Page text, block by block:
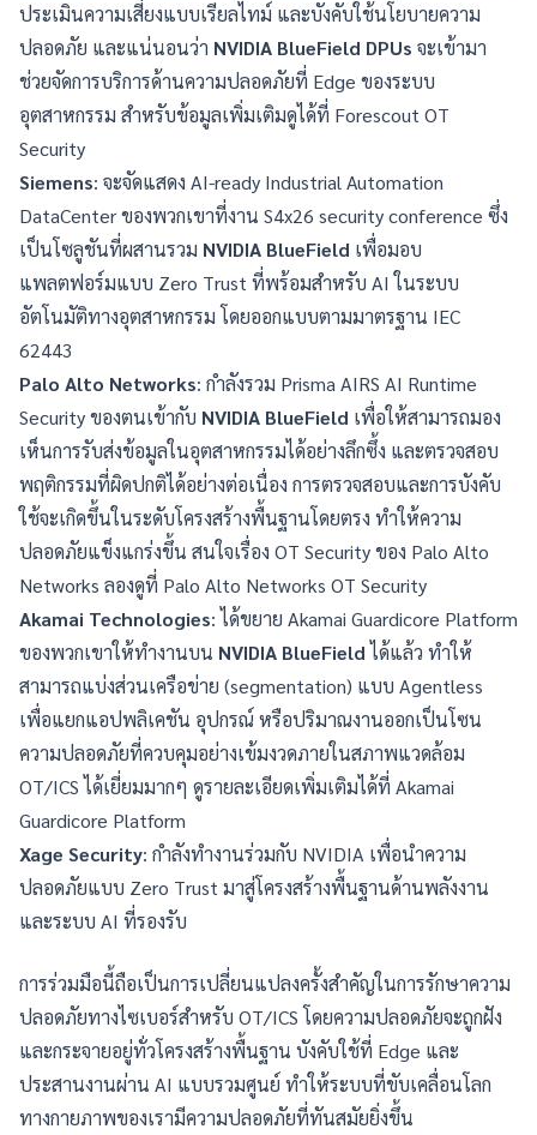
ประเมินความเสี่ยงแบบเรียลไทม์ และบังคับใช้นโยบายความ
ปลอดภัย และแน่นอนว่า NVIDIA BlueField DPUs จะเข้ามา
ช่วยจัดการบริการด้านความปลอดภัยที่ Edge ของระบบ
อุตสาหกรรม สำหรับข้อมูลเพิ่มเติมดูได้ที่ Forescout OT
Security
Siemens: จะจัดแสดง AI-ready Industrial Automation
DataCenter ของพวกเขาที่งาน S4x26 security conference ซึ่ง
เป็นโซลูชันที่ผสานรวม NVIDIA BlueField เพื่อมอบ
แพลตฟอร์มแบบ Zero Trust ที่พร้อมสำหรับ AI ในระบบ
อัตโนมัติทางอุตสาหกรรม โดยออกแบบตามมาตรฐาน IEC
62443
Palo Alto Networks: กำลังรวม Prisma AIRS AI Runtime
Security ของตนเข้ากับ NVIDIA BlueField เพื่อให้สามารถมอง
เห็นการรับส่งข้อมูลในอุตสาหกรรมได้อย่างลึกซึ้ง และตรวจสอบ
พฤติกรรมที่ผิดปกติได้อย่างต่อเนื่อง การตรวจสอบและการบังคับ
ใช้จะเกิดขึ้นในระดับโครงสร้างพื้นฐานโดยตรง ทำให้ความ
ปลอดภัยแข็งแกร่งขึ้น สนใจเรื่อง OT Security ของ Palo Alto
Networks ลองดูที่ Palo Alto Networks OT Security
Akamai Technologies: ได้ขยาย Akamai Guardicore Platform
ของพวกเขาให้ทำงานบน NVIDIA BlueFieldได้แล้ว ทำให้
สามารถแบ่งส่วนเครือข่าย (segmentation) แบบ Agentless
เพื่อแยกแอปพลิเคชัน อุปกรณ์ หรือปริมาณงานออกเป็นโซน
ความปลอดภัยที่ควบคุมอย่างเข้มงวดภายในสภาพแวดล้อม
OT/ICS ได้เยี่ยมมากๆ ดูรายละเอียดเพิ่มเติมได้ที่ Akamai
Guardicore Platform
Xage Security: กำลังทำงานร่วมกับ NVIDIA เพื่อนำความ
ปลอดภัยแบบ Zero Trust มาสู่โครงสร้างพื้นฐานด้านพลังงาน
และระบบ AI ที่รองรับ
การร่วมมือนี้ถือเป็นการเปลี่ยนแปลงครั้งสำคัญในการรักษาความ
ปลอดภัยทางไซเบอร์สำหรับ OT/ICS โดยความปลอดภัยจะถูกฝัง
และกระจายอยู่ทั่วโครงสร้างพื้นฐาน บังคับใช้ที่ Edge และ
ประสานงานผ่าน AI แบบรวมศูนย์ ทำให้ระบบที่ขับเคลื่อนโลก
ทางกายภาพของเรามีความปลอดภัยที่ทันสมัยยิ่งขึ้น